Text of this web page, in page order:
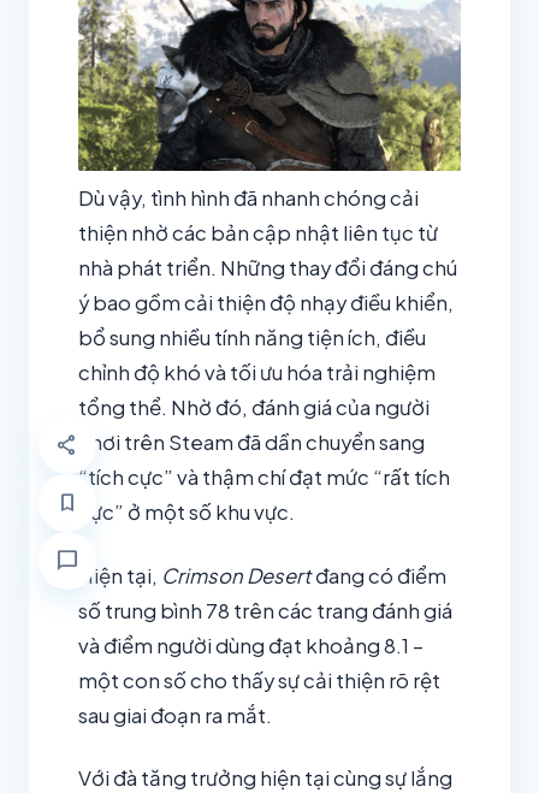
share
bookmark
chat_bubble
Dù vậy, tình hình đã nhanh chóng cải
thiện nhờ các bản cập nhật liên tục từ
nhà phát triển. Những thay đổi đáng chú
ý bao gồm cải thiện độ nhạy điều khiển,
bổ sung nhiều tính năng tiện ích, điều
chỉnh độ khó và tối ưu hóa trải nghiệm
tổng thể. Nhờ đó, đánh giá của người
chơi trên Steam đã dần chuyển sang
“tích cực” và thậm chí đạt mức “rất tích
cực” ở một số khu vực.
Hiện tại, Crimson Desertđang có điểm
số trung bình 78 trên các trang đánh giá
và điểm người dùng đạt khoảng 8.1 –
một con số cho thấy sự cải thiện rõ rệt
sau giai đoạn ra mắt.
Với đà tăng trưởng hiện tại cùng sự lắng